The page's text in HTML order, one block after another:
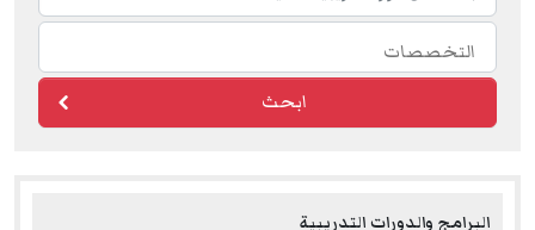
ابحث
البرامج والدورات التدريبية